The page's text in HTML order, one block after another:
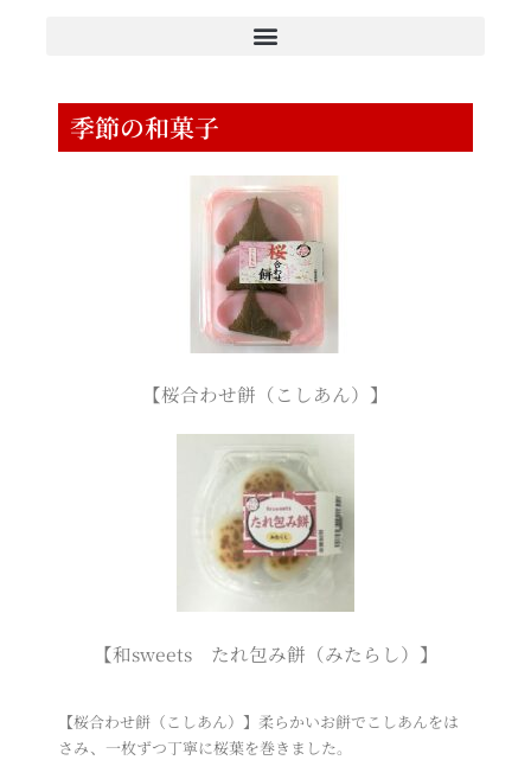
季節の和菓子
【桜合わせ餅（こしあん）】
【和sweets たれ包み餅（みたらし）】
【桜合わせ餅（こしあん）】柔らかいお餅でこしあんをは
さみ、一枚ずつ丁寧に桜葉を巻きました。